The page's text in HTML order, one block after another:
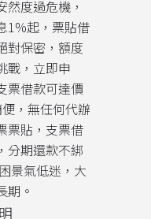
度過危機，
1%起，票貼借
對保密，額度
戰，立即申
票借款可達價
，無任何代辦
票貼，支票借
分期還款不綁
景氣低迷，大
期。